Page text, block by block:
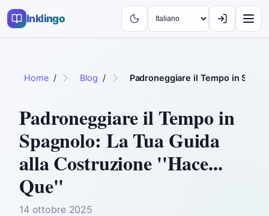
Inklingo
Home / Blog / Padroneggiare il Tempo in
Padroneggiare il Tempo in
Spagnolo: La Tua Guida
alla Costruzione ''Hace...
Que''
14 ottobre 2025